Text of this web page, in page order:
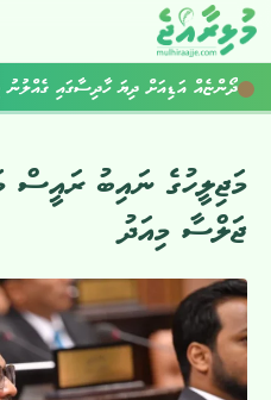
މަޖިލީހުގެ ނައިބު ރައީސް
ޖަލްސާ މިއަދު